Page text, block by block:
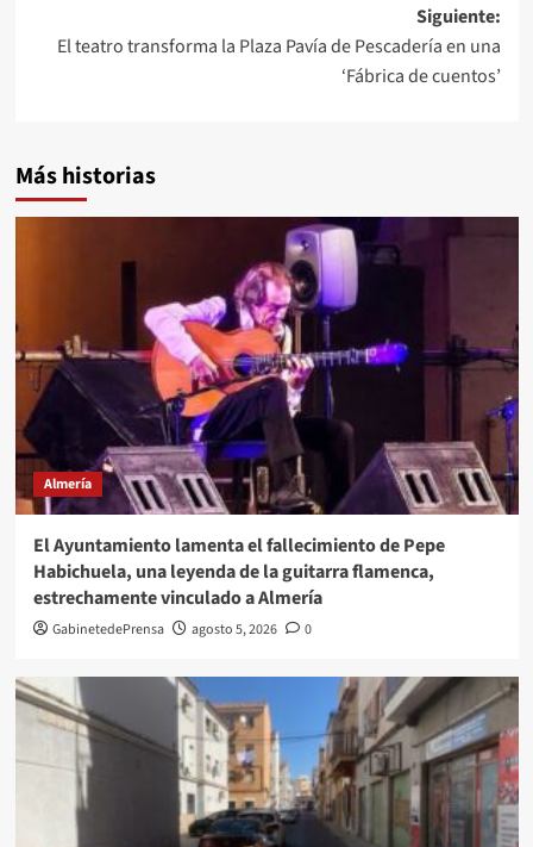
Siguiente:
El teatro transforma la Plaza Pavía de Pescadería en una
‘Fábrica de cuentos’
Más historias
Almería
El Ayuntamiento lamenta el fallecimiento de Pepe
Habichuela, una leyenda de la guitarra flamenca,
estrechamente vinculado a Almería
GabinetedePrensa agosto 5, 2026 0